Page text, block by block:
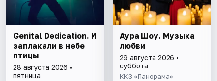
Genital Dedication. И
заплакали в небе
птицы
28 августа 2026 •
пятница
Аура Шоу. Музыка
любви
29 августа 2026 •
суббота
ККЗ «Панорама»